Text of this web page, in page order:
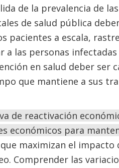
de la prevalencia de
de salud pública
pacientes a escala,
a las personas
en salud deber
que mantiene a sus
de reactivación
económicos para
maximizan el impacto
Comprender las